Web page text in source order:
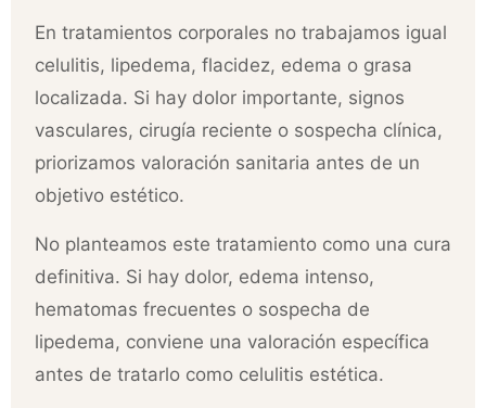
En tratamientos corporales no trabajamos igual
celulitis, lipedema, flacidez, edema o grasa
localizada. Si hay dolor importante, signos
vasculares, cirugía reciente o sospecha clínica,
priorizamos valoración sanitaria antes de un
objetivo estético.
No planteamos este tratamiento como una cura
definitiva. Si hay dolor, edema intenso,
hematomas frecuentes o sospecha de
lipedema, conviene una valoración específica
antes de tratarlo como celulitis estética.